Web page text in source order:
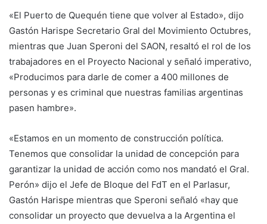
«El Puerto de Quequén tiene que volver al Estado», dijo
Gastón Harispe Secretario Gral del Movimiento Octubres,
mientras que Juan Speroni del SAON, resaltó el rol de los
trabajadores en el Proyecto Nacional y señaló imperativo,
«Producimos para darle de comer a 400 millones de
personas y es criminal que nuestras familias argentinas
pasen hambre».
«Estamos en un momento de construcción política.
Tenemos que consolidar la unidad de concepción para
garantizar la unidad de acción como nos mandató el Gral.
Perón» dijo el Jefe de Bloque del FdT en el Parlasur,
Gastón Harispe mientras que Speroni señaló «hay que
consolidar un proyecto que devuelva a la Argentina el